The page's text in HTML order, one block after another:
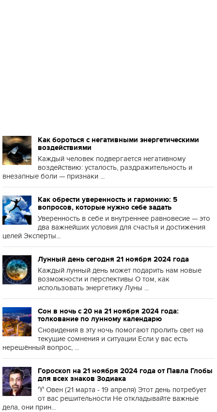
Как бороться с негативными энергетическими
воздействиями
Каждый человек подвергается негативному
воздействию: усталость, раздражительность и
внезапные боли — признаки ...
Как обрести уверенность и гармонию: 5
вопросов, которые нужно себе задать
Уверенность в себе и внутреннее равновесие — это
два важнейших условия для счастья и достижения
целей Эксперты...
Лунный день сегодня 21 ноября 2024 года
Каждый лунный день может подарить нам новые
возможности и перспективы О том, как
использовать энергетику Луны ...
Сон в ночь с 20 на 21 ноября 2024 года:
толкование по лунному календарю
Сновидения в эту ночь помогают пролить свет на
текущие сомнения и ситуации Если у вас есть
нерешённый вопрос, ...
Гороскоп на 21 ноября 2024 года от Павла Глобы
для всех знаков Зодиака
♈️ Овен (21 марта - 19 апреля) Этот день потребует
от вас решительности Не откладывайте важные
дела, они прин...